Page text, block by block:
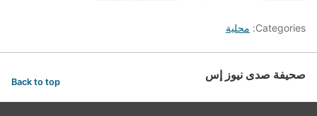
Categories: محلية
صحيفة صدى نيوز إس Back to top